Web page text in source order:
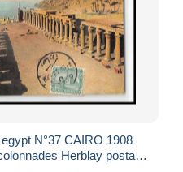
N°37 CAIRO 1908
Herblay postale